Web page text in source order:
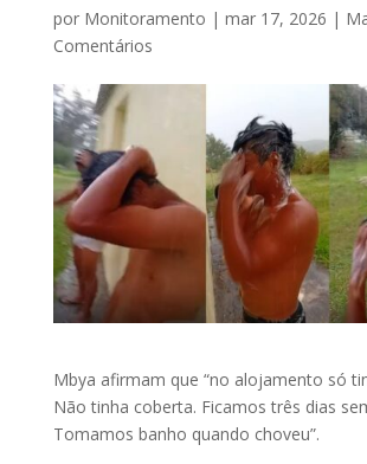
por Monitoramento | mar 17, 2026 |
Comentários
Mbya afirmam que “no alojamento só
Não tinha coberta. Ficamos três dias
Tomamos banho quando choveu”.